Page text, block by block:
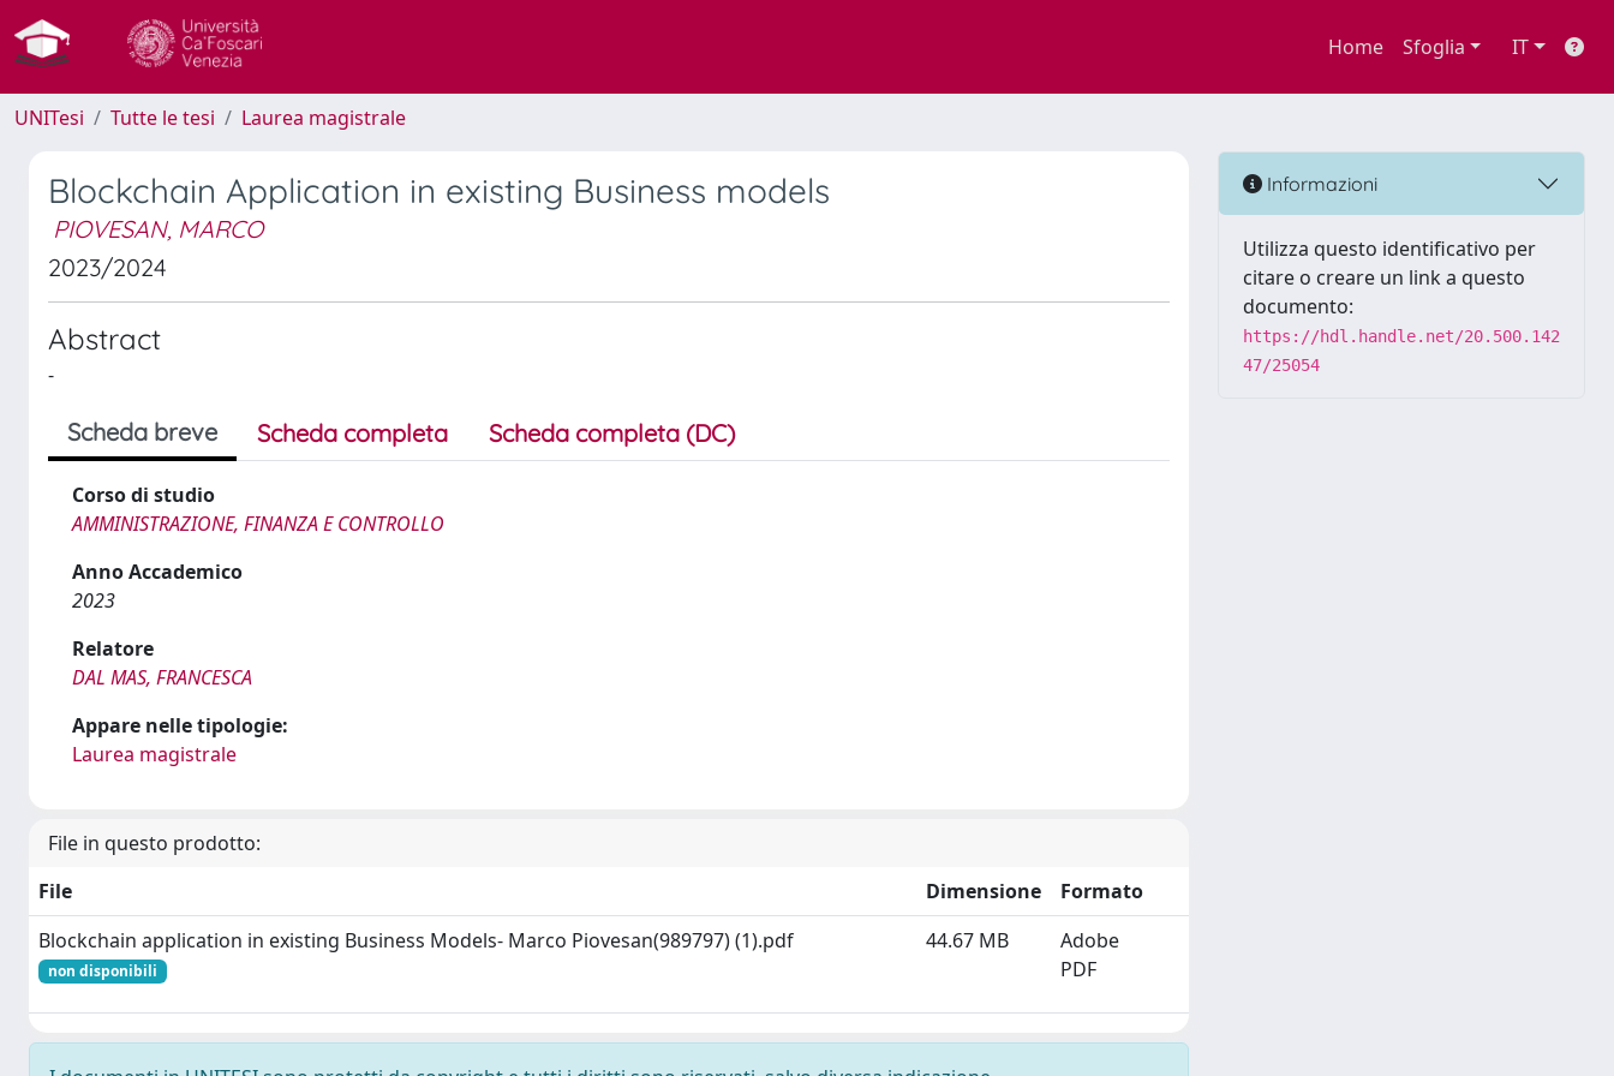
Home Sfoglia IT
UNITesi Tutte le tesi Laurea magistrale
Blockchain Application in existing Business models
PIOVESAN, MARCO
2023/2024
Abstract
-
Scheda breve Scheda completa Scheda completa (DC)
Corso di studio
AMMINISTRAZIONE, FINANZA E CONTROLLO
Anno Accademico
2023
Relatore
DAL MAS, FRANCESCA
Appare nelle tipologie:
Laurea magistrale
File in questo prodotto:
File
Dimensione
Formato
Blockchain application in existing Business Models- Marco Piovesan(989797) (1).pdf
non disponibili
44.67 MB
Adobe
PDF
Informazioni
Utilizza questo identificativo per
citare o creare un link a questo
documento:
https://hdl.handle.net/20.500.142
47/25054